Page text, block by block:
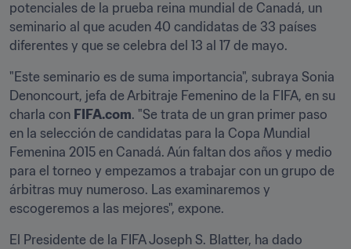
potenciales de la prueba reina mundial de Canadá, un
seminario al que acuden 40 candidatas de 33 países
diferentes y que se celebra del 13 al 17 de mayo.
"Este seminario es de suma importancia", subraya Sonia
Denoncourt, jefa de Arbitraje Femenino de la FIFA, en su
charla con FIFA.com. "Se trata de un gran primer paso
en la selección de candidatas para la Copa Mundial
Femenina 2015 en Canadá. Aún faltan dos años y medio
para el torneo y empezamos a trabajar con un grupo de
árbitras muy numeroso. Las examinaremos y
escogeremos a las mejores", expone.
El Presidente de la FIFA Joseph S. Blatter, ha dado